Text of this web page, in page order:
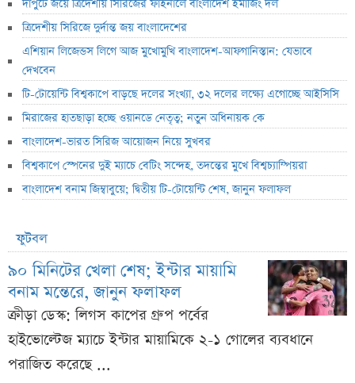
দাপুটে জয়ে ত্রিদেশীয় সিরিজের ফাইনালে বাংলাদেশ ইমার্জিং দল
ত্রিদেশীয় সিরিজে দুর্দান্ত জয় বাংলাদেশের
এশিয়ান লিজেন্ডস লিগে আজ মুখোমুখি বাংলাদেশ-আফগানিস্তান: যেভাবে
দেখবেন
টি-টোয়েন্টি বিশ্বকাপে বাড়ছে দলের সংখ্যা, ৩২ দলের লক্ষ্যে এগোচ্ছে আইসিসি
মিরাজের হাতছাড়া হচ্ছে ওয়ানডে নেতৃত্ব; নতুন অধিনায়ক কে
বাংলাদেশ-ভারত সিরিজ আয়োজন নিয়ে সুখবর
বিশ্বকাপে স্পেনের দুই ম্যাচে বেটিং সন্দেহ, তদন্তের মুখে বিশ্বচ্যাম্পিয়রা
বাংলাদেশ বনাম জিম্বাবুয়ে; দ্বিতীয় টি-টোয়েন্টি শেষ, জানুন ফলাফল
ফুটবল
৯০ মিনিটের খেলা শেষ; ইন্টার মায়ামি
বনাম মন্তেরে, জানুন ফলাফল
ক্রীড়া ডেস্ক: লিগস কাপের গ্রুপ পর্বের
হাইভোল্টেজ ম্যাচে ইন্টার মায়ামিকে ২-১ গোলের ব্যবধানে
পরাজিত করেছে ...